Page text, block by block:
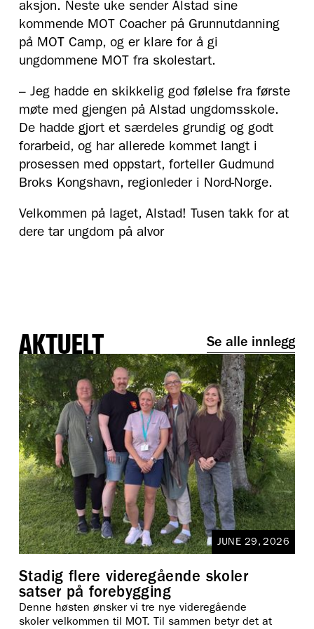
aksjon. Neste uke sender Alstad sine
kommende MOT Coacher på Grunnutdanning
på MOT Camp, og er klare for å gi
ungdommene MOT fra skolestart.
– Jeg hadde en skikkelig god følelse fra første
møte med gjengen på Alstad ungdomsskole.
De hadde gjort et særdeles grundig og godt
forarbeid, og har allerede kommet langt i
prosessen med oppstart, forteller Gudmund
Broks Kongshavn, regionleder i Nord-Norge.
Velkommen på laget, Alstad! Tusen takk for at
dere tar ungdom på alvor
AKTUELT Se alle innlegg
JUNE 29, 2026
Stadig flere videregående skoler
satser på forebygging
Denne høsten ønsker vi tre nye videregående
skoler velkommen til MOT. Til sammen betyr det at